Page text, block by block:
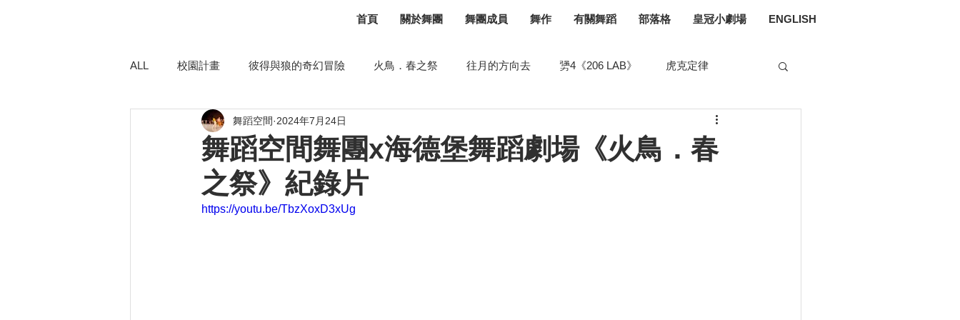
首頁 關於舞團 舞團成員 舞作 有關舞蹈 部落格 皇冠小劇場 ENGLISH
ALL 校園計畫 彼得與狼的奇幻冒險 火鳥．春之祭 往月的方向去 勥4《206 LAB》 虎克定律
異托邦喧嘩．沉默不再 勥3《談彈》
紅與白 Zoom-in版 平珩說舞 舞力
舞蹈空間舞團x海德堡舞蹈劇場《火鳥．春
之祭》紀錄片
舞蹈空間 2024年7月24日
https://youtu.be/TbzXoxD3xUg